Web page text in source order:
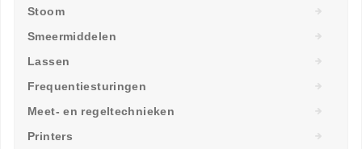
Stoom
Smeermiddelen
Lassen
Frequentiesturingen
Meet- en regeltechnieken
Printers